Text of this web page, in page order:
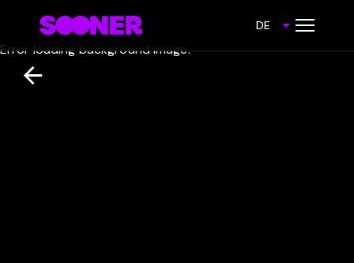
DE
Error loading background image.